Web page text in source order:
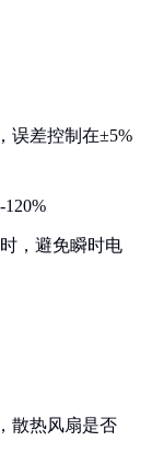
误差控制在±5%
120%
，避免瞬时电
散热风扇是否